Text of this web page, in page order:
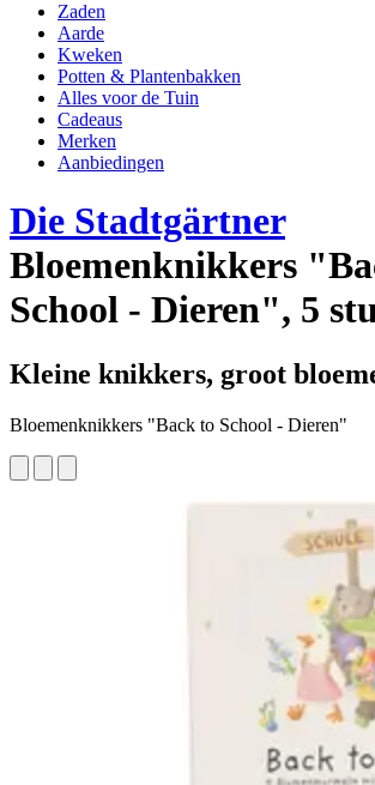
Zaden
Aarde
Kweken
Potten & Plantenbakken
Alles voor de Tuin
Cadeaus
Merken
Aanbiedingen
Die Stadtgärtner
Bloemenknikkers
School - Dieren", 5
Kleine knikkers, groot
Bloemenknikkers "Back to School - Dieren"